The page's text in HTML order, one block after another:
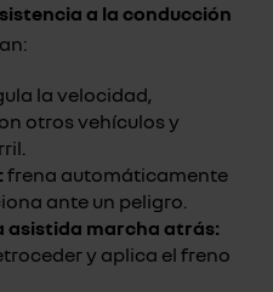
a la conducción
la velocidad,
otros vehículos y
frena automáticamente
ante un peligro.
asistida marcha atrás:
y aplica el freno